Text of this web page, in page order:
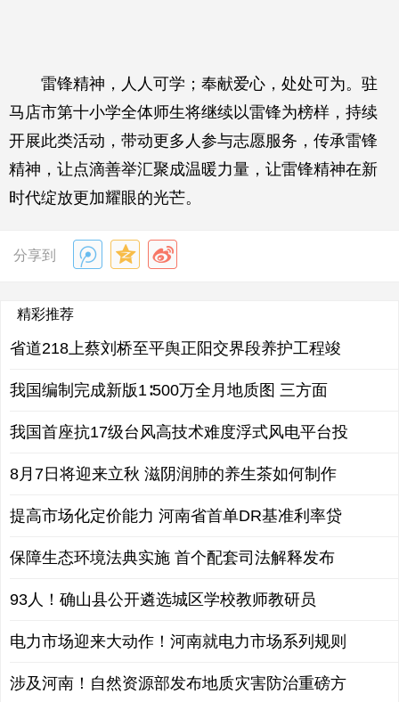
雷锋精神，人人可学；奉献爱心，处处可为。驻
马店市第十小学全体师生将继续以雷锋为榜样，持续
开展此类活动，带动更多人参与志愿服务，传承雷锋
精神，让点滴善举汇聚成温暖力量，让雷锋精神在新
时代绽放更加耀眼的光芒。
分享到
精彩推荐
省道218上蔡刘桥至平舆正阳交界段养护工程竣
我国编制完成新版1∶500万全月地质图 三方面
我国首座抗17级台风高技术难度浮式风电平台投
8月7日将迎来立秋 滋阴润肺的养生茶如何制作
提高市场化定价能力 河南省首单DR基准利率贷
保障生态环境法典实施 首个配套司法解释发布
93人！确山县公开遴选城区学校教师教研员
电力市场迎来大动作！河南就电力市场系列规则
涉及河南！自然资源部发布地质灾害防治重磅方